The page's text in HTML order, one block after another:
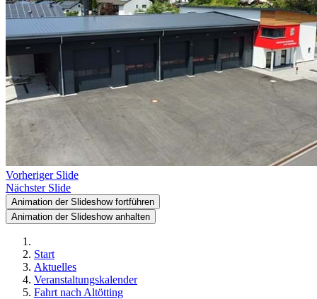
Vorheriger Slide
Nächster Slide
Animation der Slideshow fortführen
Animation der Slideshow anhalten
Start
Aktuelles
Veranstaltungskalender
Fahrt nach Altötting